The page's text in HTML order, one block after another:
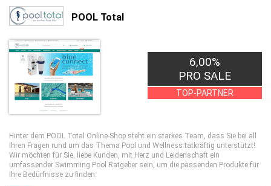
POOL Total
6,00%
PRO SALE
TOP-PARTNER
Hinter dem POOL Total Online-Shop steht ein starkes Team, dass Sie bei all
Ihren Fragen rund um das Thema Pool und Wellness tatkräftig unterstützt!
Wir möchten für Sie, liebe Kunden, mit Herz und Leidenschaft ein
umfassender Swimming Pool Ratgeber sein, um die passenden Produkte für
Ihre Bedürfnisse zu finden.